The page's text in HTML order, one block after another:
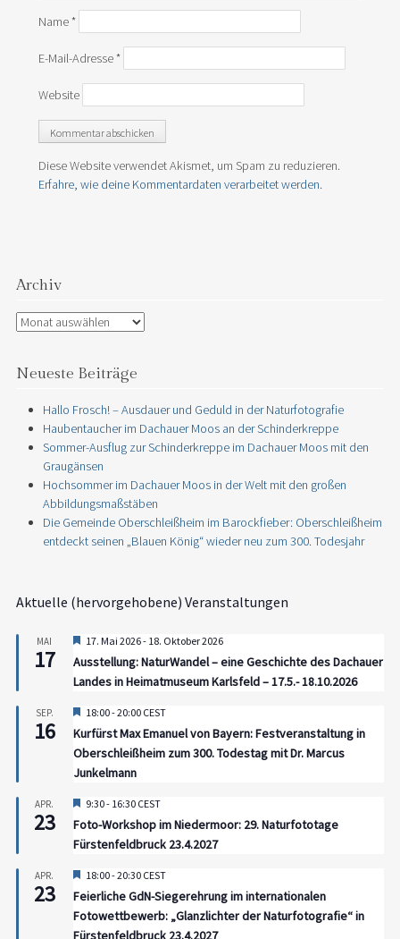
Name*
E-Mail-Adresse*
Website
Diese Website verwendet Akismet, um Spam zu reduzieren.
Erfahre, wie deine Kommentardaten verarbeitet werden.
Archiv
Archiv
Neueste Beiträge
Hallo Frosch! – Ausdauer und Geduld in der Naturfotografie
Haubentaucher im Dachauer Moos an der Schinderkreppe
Sommer-Ausflug zur Schinderkreppe im Dachauer Moos mit den
Graugänsen
Hochsommer im Dachauer Moos in der Welt mit den großen
Abbildungsmaßstäben
Die Gemeinde Oberschleißheim im Barockfieber: Oberschleißheim
entdeckt seinen „Blauen König“ wieder neu zum 300. Todesjahr
Aktuelle (hervorgehobene) Veranstaltungen
MAI
17
Hervorgehoben
17. Mai 2026- 18. Oktober 2026
Ausstellung: NaturWandel – eine Geschichte des Dachauer
Landes in Heimatmuseum Karlsfeld – 17.5.- 18.10.2026
SEP.
16
Hervorgehoben
18:00-20:00 CEST
Kurfürst Max Emanuel von Bayern: Festveranstaltung in
Oberschleißheim zum 300. Todestag mit Dr. Marcus
Junkelmann
APR.
23
Hervorgehoben
9:30- 16:30 CEST
Foto-Workshop im Niedermoor: 29. Naturfototage
Fürstenfeldbruck 23.4.2027
APR.
23
Hervorgehoben
18:00-20:30 CEST
Feierliche GdN-Siegerehrung im internationalen
Fotowettbewerb: „Glanzlichter der Naturfotografie“ in
Fürstenfeldbruck 23.4.2027